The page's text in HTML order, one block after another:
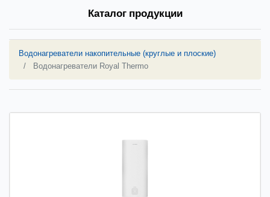
Каталог продукции
Водонагреватели накопительные (круглые и плоские)
Водонагреватели Royal Thermo